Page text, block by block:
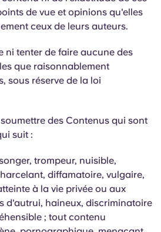
de vue et opinions qu'elles
ceux de leurs auteurs.
ni tenter de faire aucune des
que raisonnablement
sous réserve de la loi
des Contenus qui sont
suit :
trompeur, nuisible,
diffamatoire, vulgaire,
à la vie privée ou aux
d'autrui, haineux, discriminatoire
; tout contenu